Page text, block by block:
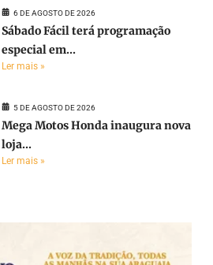
6 DE AGOSTO DE 2026
Sábado Fácil terá programação
especial em...
Ler mais »
5 DE AGOSTO DE 2026
Mega Motos Honda inaugura nova
loja...
Ler mais »